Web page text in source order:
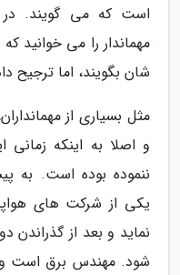
است که می گویند. در
مهماندار را می خوانید
شان بگویند، اما ترجیح
مثل بسیاری از
و اصلا به اینکه
ننموده بوده است. به
یکی از شرکت های
نماید و بعد از